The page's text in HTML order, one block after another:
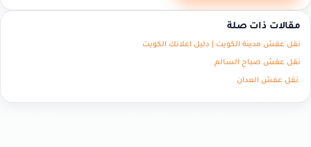
مقالات ذات صلة
نقل عفش مدينة الكويت | دليل اعلانك الكويت
نقل عفش صباح السالم
نقل عفش العدان